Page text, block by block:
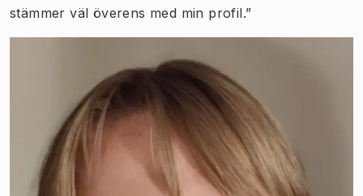
stämmer väl överens med min profil.”